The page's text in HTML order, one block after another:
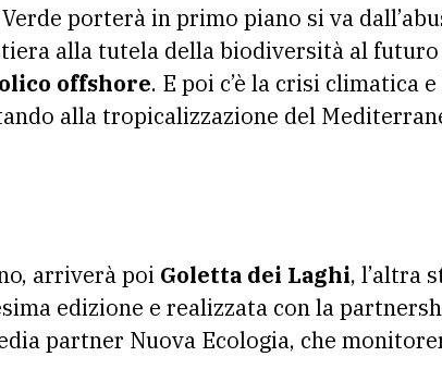
porterà in primo piano si va
alla tutela della biodiversità al
offshore. E poi c’è la crisi climatica
alla tropicalizzazione del
arriverà poi Goletta dei Laghi, l’altra
edizione e realizzata con la
partner Nuova Ecologia, che